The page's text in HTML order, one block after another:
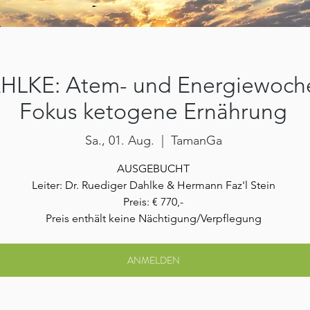
Atem- und
Fokus ketogene Ernährung
Sa., 01. Aug. TamanGa
AUSGEBUCHT
Leiter: Dr. Ruediger Dahlke & Hermann Faz'l Stein
Preis: € 770,-
Preis enthält keine Nächtigung/Verpflegung
ANMELDEN